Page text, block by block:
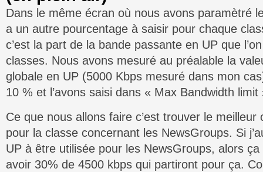
Dans le même écran où nous avons paramètré
a un autre pourcentage à saisir pour chaque
c’est la part de la bande passante en UP que
classes. Nous avons mesuré au préalable la
globale en UP (5000 Kbps mesuré dans mon
10 % et l’avons saisi dans « Max Bandwidth limit
Ce que nous allons faire c’est trouver le
pour la classe concernant les NewsGroups. Si
UP à être utilisée pour les NewsGroups, alors
avoir 30% de 4500 kbps qui partiront pour ça.